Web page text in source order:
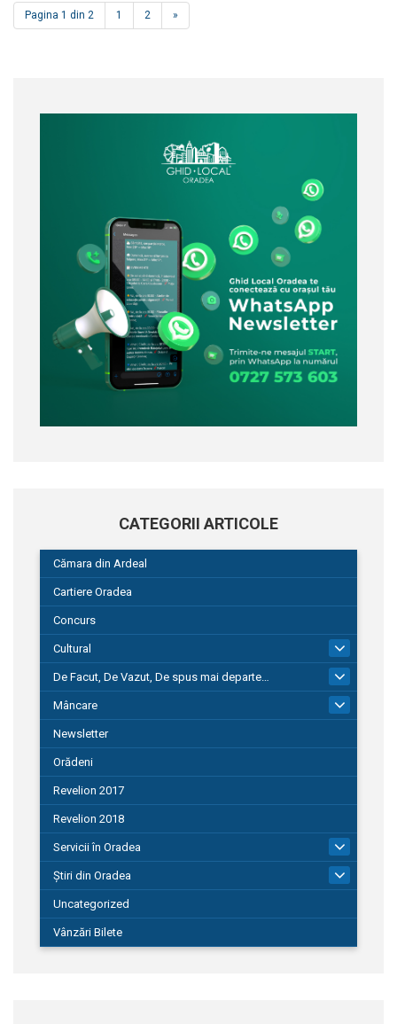
Pagina 1 din 2 1 2 »
CATEGORII ARTICOLE
Cămara din Ardeal
Cartiere Oradea
Concurs
Cultural
De Facut, De Vazut, De spus mai departe…
580
Mâncare
Newsletter
Orădeni
Revelion 2017
Revelion 2018
Servicii în Oradea
Știri din Oradea
Uncategorized
Vânzări Bilete